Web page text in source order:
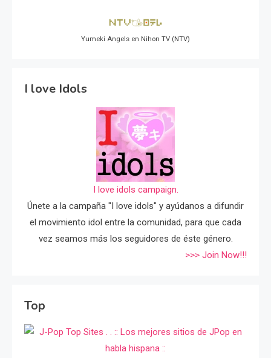
Yumeki Angels en Nihon TV (NTV)
I love Idols
I love idols campaign.
Únete a la campaña "I love idols" y ayúdanos a difundir
el movimiento idol entre la comunidad, para que cada
vez seamos más los seguidores de éste género.
>>> Join Now!!!
Top